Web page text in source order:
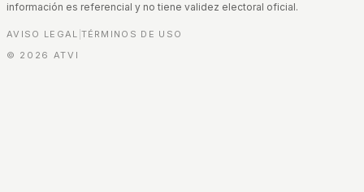
información es referencial y no tiene validez electoral oficial.
AVISO LEGAL TÉRMINOS DE USO
© 2026 ATVI